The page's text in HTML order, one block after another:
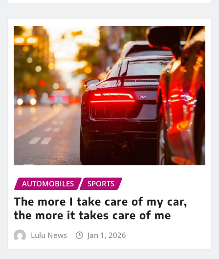
AUTOMOBILES SPORTS
The more I take care of my car,
the more it takes care of me
Lulu News Jan 1, 2026